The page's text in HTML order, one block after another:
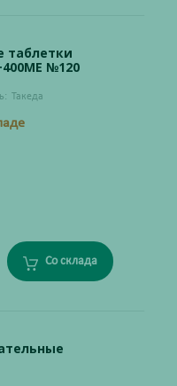
таблетки
№120
Такеда
Со склада